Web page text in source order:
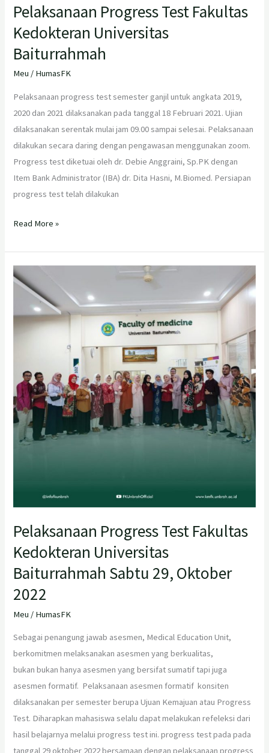
Pelaksanaan Progress Test Fakultas
Kedokteran Universitas
Baiturrahmah
Meu / HumasFK
Pelaksanaan progress test semester ganjil untuk angkata 2019,
2020 dan 2021 dilaksanakan pada tanggal 18 Februari 2021. Ujian
dilaksanakan serentak mulai jam 09.00 sampai selesai. Pelaksanaan
dilakukan secara daring dengan pengawasan menggunakan zoom.
Progress test diketuai oleh dr. Debie Anggraini, Sp.PK dengan
Item Bank Administrator (IBA) dr. Dita Hasni, M.Biomed. Persiapan
progress test telah dilakukan
Read More »
Pelaksanaan Progress Test Fakultas
Kedokteran Universitas
Baiturrahmah Sabtu 29, Oktober
2022
Meu / HumasFK
Sebagai penangung jawab asesmen, Medical Education Unit,
berkomitmen melaksanakan asesmen yang berkualitas,
bukan bukan hanya asesmen yang bersifat sumatif tapi juga
asesmen formatif. Pelaksanaan asesmen formatif konsiten
dilaksanakan per semester berupa Ujuan Kemajuan atau Progress
Test. Diharapkan mahasiswa selalu dapat melakukan refeleksi dari
hasil belajarnya melalui progress test ini. progress test pada pada
tanggal 29 oktober 2022 bersamaan dengan pelaksanaan progress
Pelaksanaan
Progress
Fakultas
Baiturrahmah
Sabtu
29,
Oktober
2022